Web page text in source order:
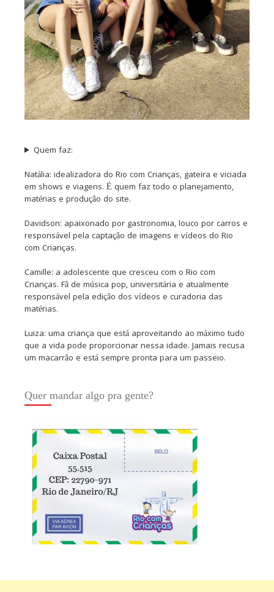
Quem faz:
Natália: idealizadora do Rio com Crianças, gateira e viciada
em shows e viagens. É quem faz todo o planejamento,
matérias e produção do site.
Davidson: apaixonado por gastronomia, louco por carros e
responsável pela captação de imagens e vídeos do Rio
com Crianças.
Camille: a adolescente que cresceu com o Rio com
Crianças. Fã de música pop, universitária e atualmente
responsável pela edição dos vídeos e curadoria das
matérias.
Luiza: uma criança que está aproveitando ao máximo tudo
que a vida pode proporcionar nessa idade. Jamais recusa
um macarrão e está sempre pronta para um passeio.
Quer mandar algo pra gente?